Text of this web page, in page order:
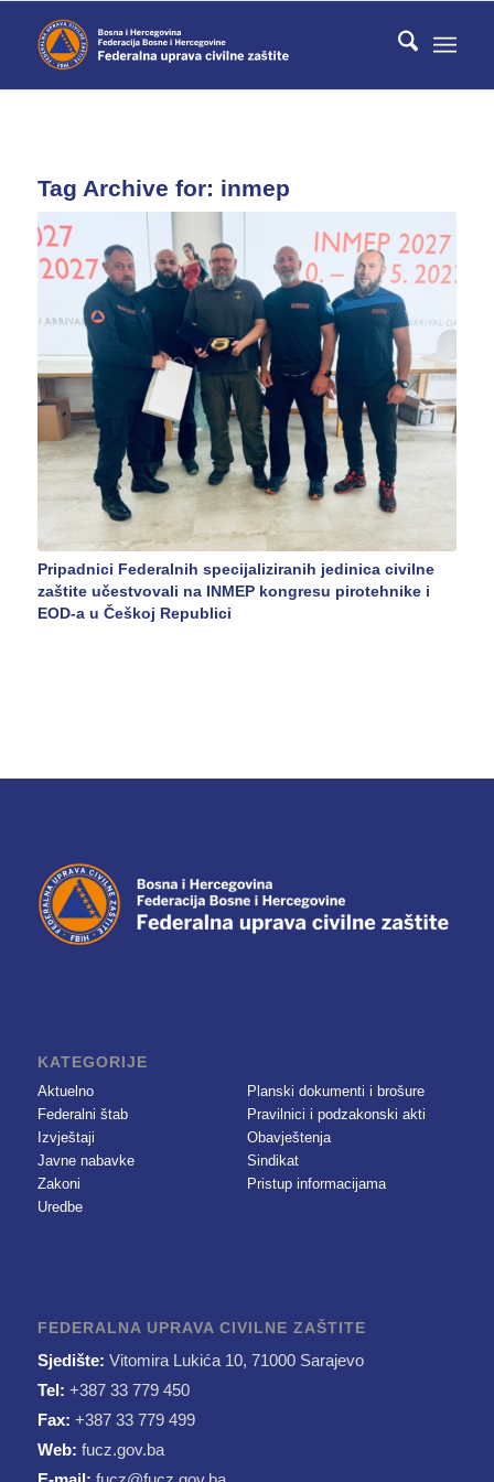
Tag Archive for: inmep
Pripadnici Federalnih specijaliziranih jedinica civilne
zaštite učestvovali na INMEP kongresu pirotehnike i
EOD-a u Češkoj Republici
KATEGORIJE
Aktuelno
Federalni štab
Izvještaji
Javne nabavke
Zakoni
Uredbe
Planski dokumenti i brošure
Pravilnici i podzakonski akti
Obavještenja
Sindikat
Pristup informacijama
FEDERALNA UPRAVA CIVILNE ZAŠTITE
Sjedište: Vitomira Lukića 10, 71000 Sarajevo
Tel: +387 33 779 450
Fax: +387 33 779 499
Web: fucz.gov.ba